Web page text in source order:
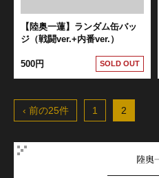
【陸奥一蓮】ランダム缶バッ
ジ（戦闘ver.+内番ver.）
500円 SOLD OUT
‹ 前の25件 1 2
陸奥